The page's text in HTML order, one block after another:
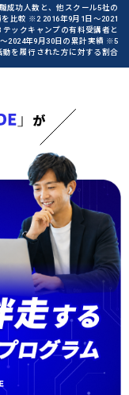
成功人数と、他スクール5社の
比較 ※2 2016年9月1日〜2021
ックキャンプの有料受講者と
2024年9月30日の累計実績 ※5
を履行された方に対する割合